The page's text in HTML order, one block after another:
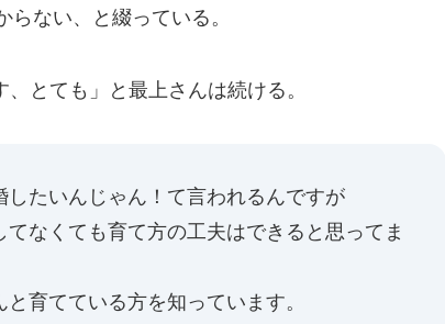
ない、と綴っている。
とても」と最上さんは続ける。
したいんじゃん！て言われるんですが
なくても育て方の工夫はできると思ってま
育てている方を知っています。